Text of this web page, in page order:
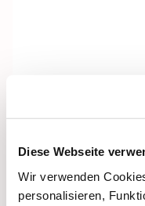
Diese Webseite
Wir verwenden
personalisieren,